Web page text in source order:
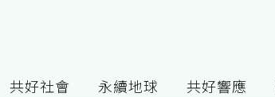
共好社會 永續地球 共好響應